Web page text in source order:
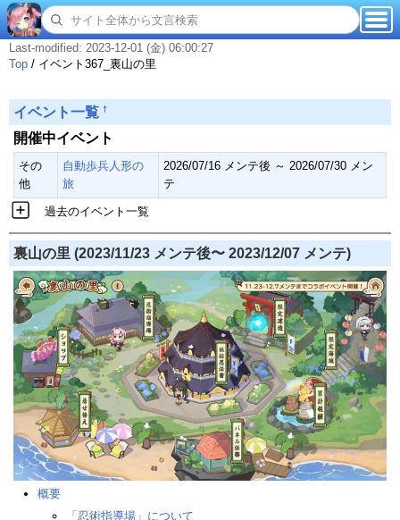
Last-modified: 2023-12-01 (金) 06:00:27
Top / イベント367_裏山の里
イベント一覧 †
開催中イベント
その
他
自動歩兵人形の
旅
2026/07/16 メンテ後 ～ 2026/07/30 メン
テ
過去のイベント一覧
裏山の里 (2023/11/23 メンテ後〜 2023/12/07 メンテ)
概要
「忍術指導場」について